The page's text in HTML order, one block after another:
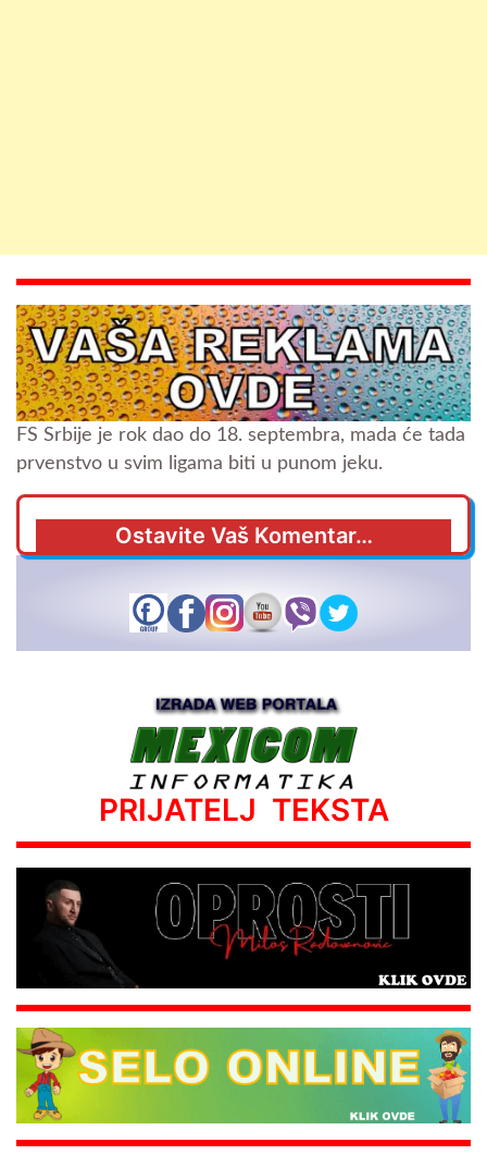
FS Srbije je rok dao do 18. septembra, mada će tada
prvenstvo u svim ligama biti u punom jeku.
Ostavite Vaš Komentar…
PRIJATELJ TEKSTA